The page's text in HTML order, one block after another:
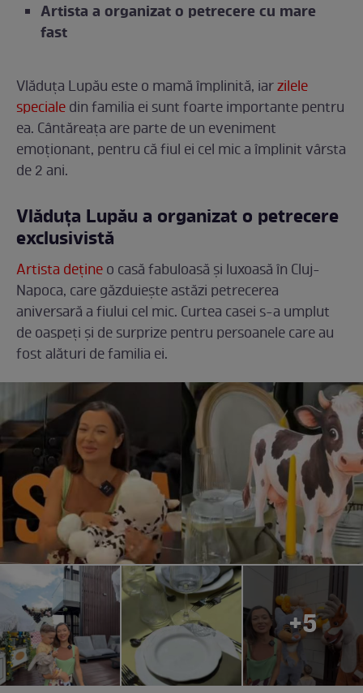
Artista a organizat o petrecere cu mare
fast
Vlăduța Lupău este o mamă împlinită, iarzilele
specialedin familia ei sunt foarte importante pentru
ea. Cântăreața are parte de un eveniment
emoționant, pentru că fiul ei cel mic a împlinit vârsta
de 2 ani.
Vlăduța Lupău a organizat o petrecere
exclusivistă
Artista dețineo casă fabuloasă și luxoasă în Cluj-
Napoca, care găzduiește astăzi petrecerea
aniversară a fiului cel mic. Curtea casei s-a umplut
de oaspeți și de surprize pentru persoanele care au
fost alături de familia ei.
+5